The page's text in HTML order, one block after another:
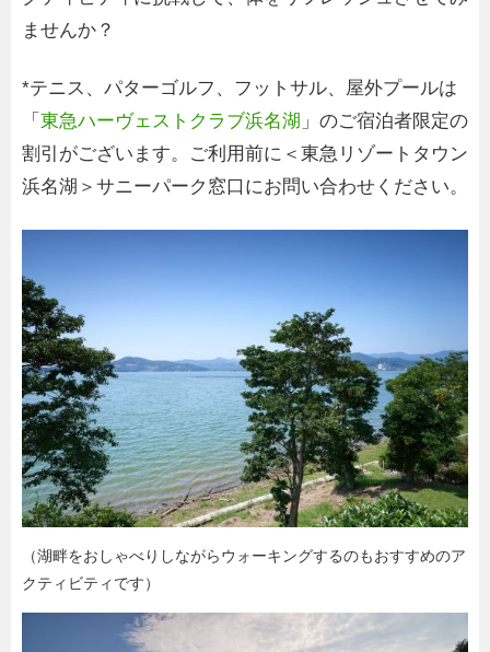
ませんか？
*テニス、パターゴルフ、フットサル、屋外プールは
「 東急ハーヴェストクラブ浜名湖 」のご宿泊者限定の
割引がございます。ご利用前に＜東急リゾートタウン
浜名湖＞サニーパーク窓口にお問い合わせください。
（湖畔をおしゃべりしながらウォーキングするのもおすすめのア
クティビティです）